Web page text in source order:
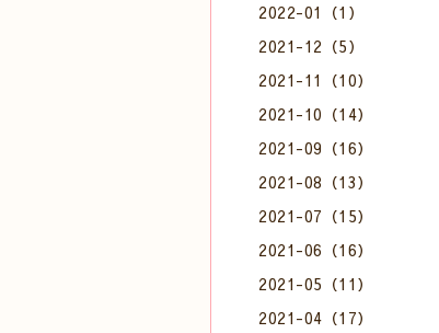
2022-01（1）
2021-12（5）
2021-11（10）
2021-10（14）
2021-09（16）
2021-08（13）
2021-07（15）
2021-06（16）
2021-05（11）
2021-04（17）